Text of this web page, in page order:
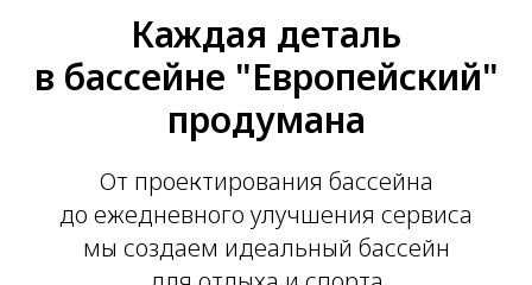
Каждая деталь
в бассейне "Европейский"
продумана
От проектирования бассейна
до ежедневного улучшения сервиса
мы создаем идеальный бассейн